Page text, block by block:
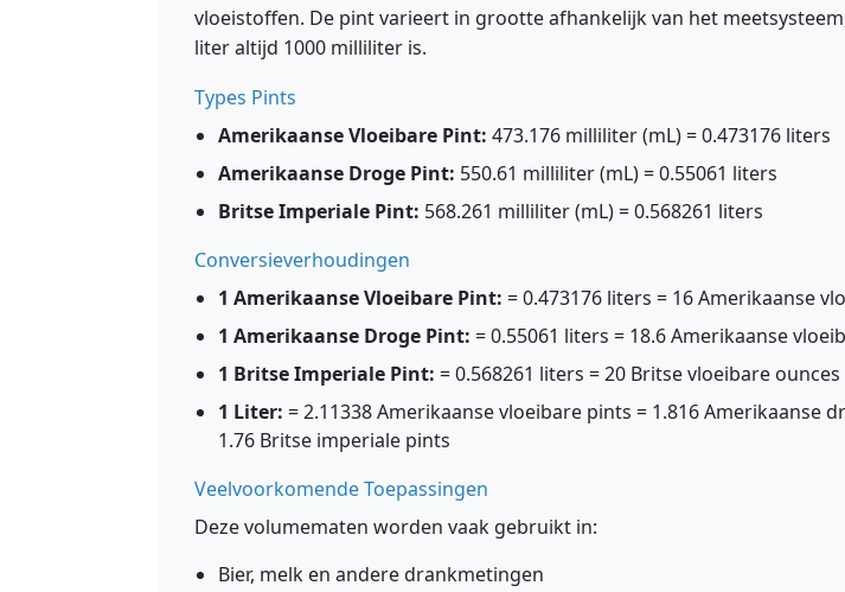
vloeistoffen. De pint varieert in grootte afhankelijk van het
liter altijd 1000 milliliter is.
Types Pints
Amerikaanse Vloeibare Pint: 473.176 milliliter (mL) = 0.473176 liters
Amerikaanse Droge Pint: 550.61 milliliter (mL) = 0.55061 liters
Britse Imperiale Pint: 568.261 milliliter (mL) = 0.568261 liters
Conversieverhoudingen
1 Amerikaanse Vloeibare Pint: = 0.473176 liters = 16 Amerikaanse
1 Amerikaanse Droge Pint: = 0.55061 liters = 18.6 Amerikaanse
1 Britse Imperiale Pint: = 0.568261 liters = 20 Britse vloeibare ounces
1 Liter: = 2.11338 Amerikaanse vloeibare pints = 1.816 Amerikaanse
1.76 Britse imperiale pints
Veelvoorkomende Toepassingen
Deze volumematen worden vaak gebruikt in:
Bier, melk en andere drankmetingen